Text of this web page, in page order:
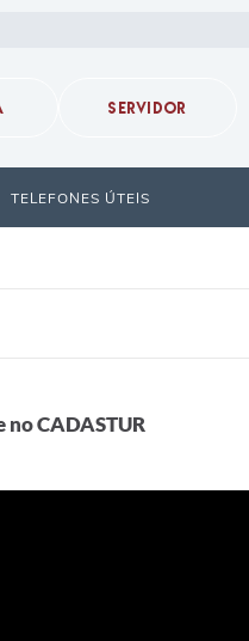
SERVIDOR
TELEFONES ÚTEIS
no CADASTUR